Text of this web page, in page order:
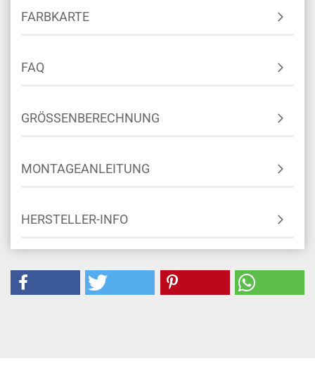
FARBKARTE
FAQ
GRÖSSENBERECHNUNG
MONTAGEANLEITUNG
HERSTELLER-INFO